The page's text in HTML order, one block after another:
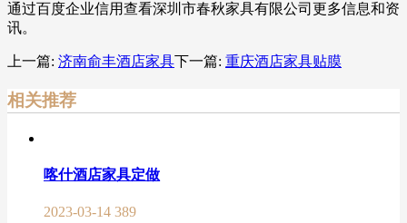
通过百度企业信用查看深圳市春秋家具有限公司更多信息和资
讯。
上一篇: 济南俞丰酒店家具下一篇: 重庆酒店家具贴膜
相关推荐
喀什酒店家具定做
2023-03-14 389